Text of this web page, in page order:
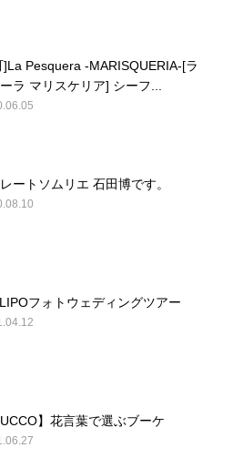
]La Pesquera -MARISQUERIA-[ラ
ラ マリスケリア] シーフ...
ートソムリエ 石田博です。
フォトウェディングツアー
】花言葉で選ぶブーケ